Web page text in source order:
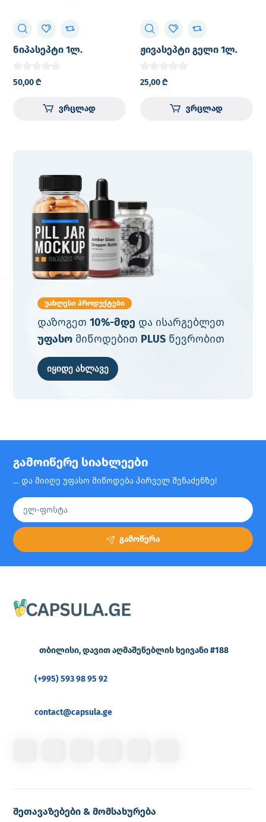
ნიპასეპტი 1ლ.
ზედაპირების
სადეზინფექციო
კონცენტრატი
50,00₾
ვრცლად
ჟივასეპტი გელი 1ლ.
სადეზინფექციო გელი
25,00₾
ვრცლად
უახლესი პროდუქტები
დაზოგეთ 10%-მდე და ისარგებლეთ
უფასომიწოდებით PLUSწევრობით
იყიდე ახლავე
გამოიწერე სიახლეები
… და მიიღე უფასო მიწოდება პირველ შენაძენზე!
გამოწერა
თბილისი, დავით აღმაშენებლის ხეივანი #188
(+995) 593 98 95 92
contact@capsula.ge
შეთავაზებები & მომსახურება